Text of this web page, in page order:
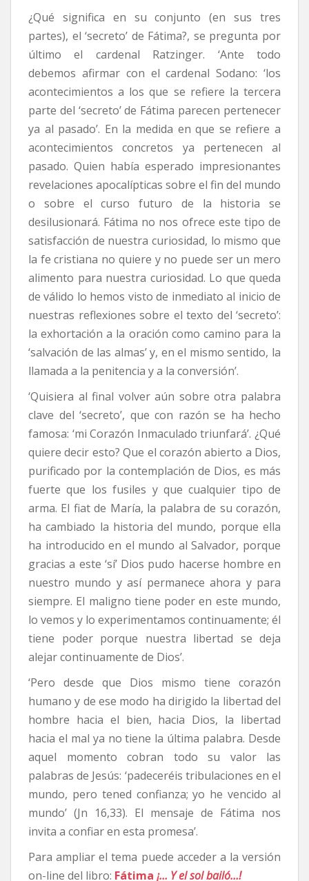
¿Qué significa en su conjunto (en sus tres
partes), el ‘secreto’ de Fátima?, se pregunta por
último el cardenal Ratzinger. ‘Ante todo
debemos afirmar con el cardenal Sodano: ‘los
acontecimientos a los que se refiere la tercera
parte del ‘secreto’ de Fátima parecen pertenecer
ya al pasado’. En la medida en que se refiere a
acontecimientos concretos ya pertenecen al
pasado. Quien había esperado impresionantes
revelaciones apocalípticas sobre el fin del mundo
o sobre el curso futuro de la historia se
desilusionará. Fátima no nos ofrece este tipo de
satisfacción de nuestra curiosidad, lo mismo que
la fe cristiana no quiere y no puede ser un mero
alimento para nuestra curiosidad. Lo que queda
de válido lo hemos visto de inmediato al inicio de
nuestras reflexiones sobre el texto del ‘secreto’:
la exhortación a la oración como camino para la
‘salvación de las almas’ y, en el mismo sentido, la
llamada a la penitencia y a la conversión’.
‘Quisiera al final volver aún sobre otra palabra
clave del ‘secreto’, que con razón se ha hecho
famosa: ‘mi Corazón Inmaculado triunfará’. ¿Qué
quiere decir esto? Que el corazón abierto a Dios,
purificado por la contemplación de Dios, es más
fuerte que los fusiles y que cualquier tipo de
arma. El fiat de María, la palabra de su corazón,
ha cambiado la historia del mundo, porque ella
ha introducido en el mundo al Salvador, porque
gracias a este ‘sí’ Dios pudo hacerse hombre en
nuestro mundo y así permanece ahora y para
siempre. El maligno tiene poder en este mundo,
lo vemos y lo experimentamos continuamente; él
tiene poder porque nuestra libertad se deja
alejar continuamente de Dios’.
‘Pero desde que Dios mismo tiene corazón
humano y de ese modo ha dirigido la libertad del
hombre hacia el bien, hacia Dios, la libertad
hacia el mal ya no tiene la última palabra. Desde
aquel momento cobran todo su valor las
palabras de Jesús: ‘padeceréis tribulaciones en el
mundo, pero tened confianza; yo he vencido al
mundo’ (Jn 16,33). El mensaje de Fátima nos
invita a confiar en esta promesa’.
Para ampliar el tema puede acceder a la versión
on-line del libro: Fátima ¡… Y el sol bailó…!